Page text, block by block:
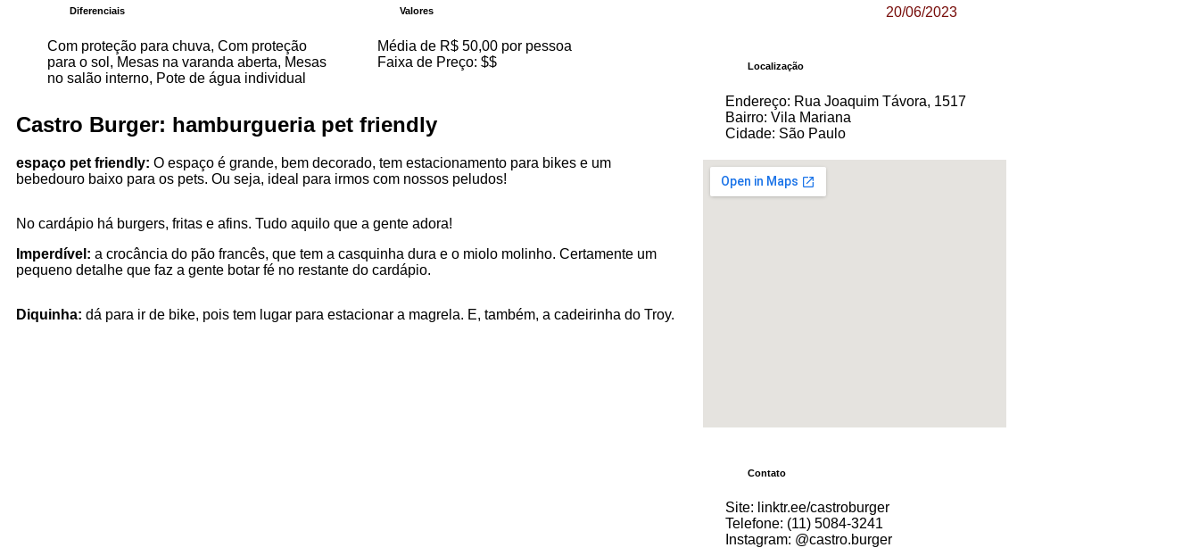
Diferenciais
Com proteção para chuva, Com proteção
para o sol, Mesas na varanda aberta, Mesas
no salão interno, Pote de água individual
Valores
Média de R$ 50,00 por pessoa
Faixa de Preço: $$
Castro Burger: hamburgueria pet friendly
espaço pet friendly: O espaço é grande, bem decorado, tem estacionamento para bikes e um
bebedouro baixo para os pets. Ou seja, ideal para irmos com nossos peludos!
No cardápio há burgers, fritas e afins. Tudo aquilo que a gente adora!
Imperdível: a crocância do pão francês, que tem a casquinha dura e o miolo molinho. Certamente um
pequeno detalhe que faz a gente botar fé no restante do cardápio.
Diquinha: dá para ir de bike, pois tem lugar para estacionar a magrela. E, também, a cadeirinha do Troy.
20/06/2023
Localização
Endereço: Rua Joaquim Távora, 1517
Bairro: Vila Mariana
Cidade: São Paulo
Contato
Site: linktr.ee/castroburger
Telefone: (11) 5084-3241
Instagram: @castro.burger